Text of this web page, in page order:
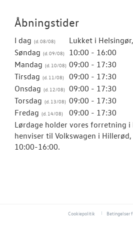
Åbningstider
I dag
Lukket i
Søndag
10:00 - 16:00
Mandag
09:00 - 17:30
Tirsdag
09:00 - 17:30
Onsdag
09:00 - 17:30
Torsdag
09:00 - 17:30
Fredag
09:00 - 17:30
Lørdage holder vores forretning
henviser til Volkswagen i
10:00-16:00.
Cookiepolitik Betingelser